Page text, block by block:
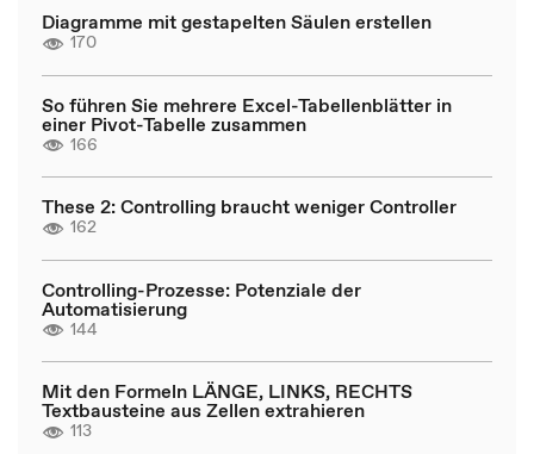
Diagramme mit gestapelten Säulen erstellen
170
So führen Sie mehrere Excel-Tabellenblätter in
einer Pivot-Tabelle zusammen
166
These 2: Controlling braucht weniger Controller
162
Controlling-Prozesse: Potenziale der
Automatisierung
144
Mit den Formeln LÄNGE, LINKS, RECHTS
Textbausteine aus Zellen extrahieren
113